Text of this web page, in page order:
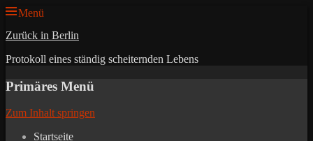
Menü
Zurück in Berlin
Protokoll eines ständig scheiternden Lebens
Primäres Menü
Zum Inhalt springen
Startseite